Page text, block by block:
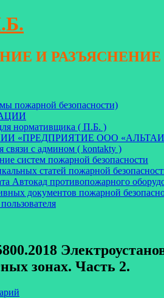
И
пожарной безопасности)
нормативщика ( П.Б. )
«ПРЕДПРИЯТИЕ ООО
связи с админом ( kontakty )
систем пожарной безопасности
статей пожарной
Автокад противопожарного
документов пожарной
зонах. Часть 2.